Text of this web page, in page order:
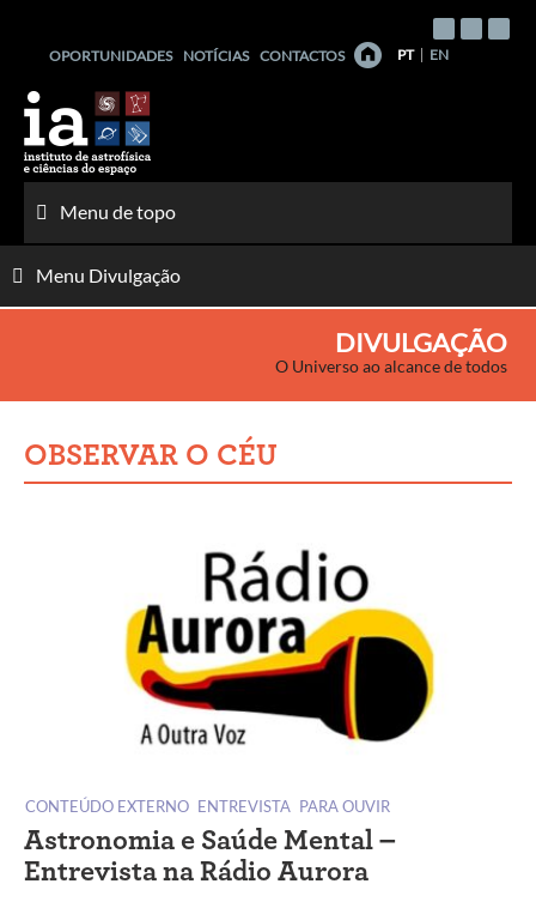
conteúdo
OPORTUNIDADES NOTÍCIAS CONTACTOS PT EN
Menu de topo
Menu Divulgação
DIVULGAÇÃO
O Universo ao alcance de todos
OBSERVAR O CÉU
CONTEÚDO EXTERNO ENTREVISTA PARA OUVIR
Astronomia e Saúde Mental –
Entrevista na Rádio Aurora